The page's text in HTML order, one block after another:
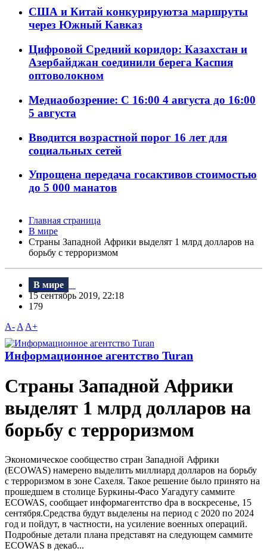
США и Китай конкурируютза маршруты
через Южный Кавказ
Цифровой Средний коридор: Казахстан и
Азербайджан соединили берега Каспия
оптоволокном
Медиаобозрение: С 16:00 4 августа до 16:00
5 августа
Вводится возрастной порог 16 лет для
социальных сетей
Упрощена передача госактивов стоимостью
до 5 000 манатов
Главная страница
В мире
Страны Западной Африки выделят 1 млрд долларов на
борьбу с терроризмом
В мире
15 сентябрь 2019, 22:18
179
A- A A+
Информационное агентство Turan
Страны Западной Африки
выделят 1 млрд долларов на
борьбу с терроризмом
Экономическое сообщество стран Западной Африки
(ECOWAS) намерено выделить миллиард долларов на борьбу
с терроризмом в зоне Сахеля. Такое решение было принято на
прошедшем в столице Буркины-Фасо Уагадугу саммите
ECOWAS, сообщает информагентство dpa в воскресенье, 15
сентября.Средства будут выделены на период с 2020 по 2024
год и пойдут, в частности, на усиление военных операций.
Подробные детали плана представят на следующем саммите
ECOWAS в декаб...